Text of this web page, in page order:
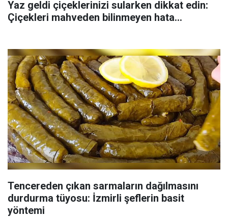
Yaz geldi çiçeklerinizi sularken dikkat edin:
Çiçekleri mahveden bilinmeyen hata...
Tencereden çıkan sarmaların dağılmasını
durdurma tüyosu: İzmirli şeflerin basit
yöntemi